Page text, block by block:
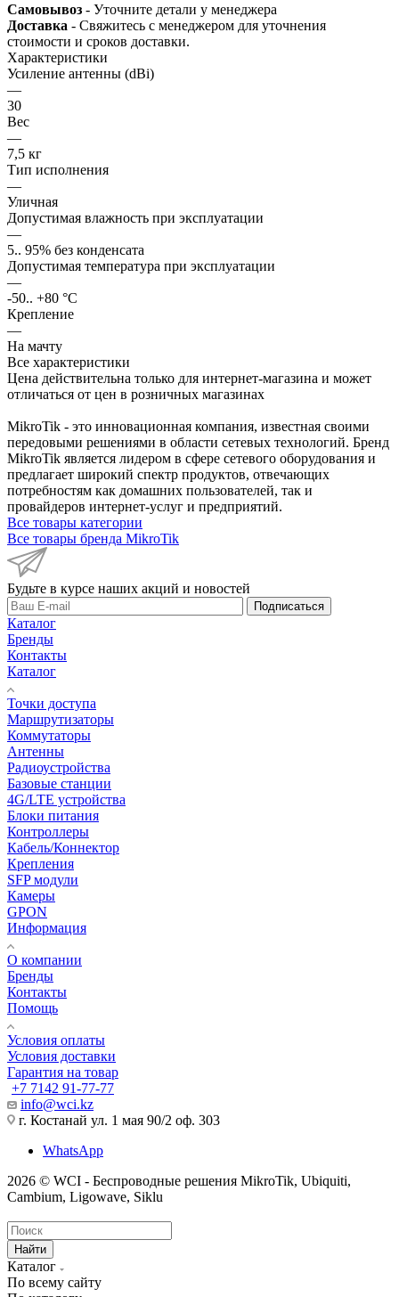
Самовывоз - Уточните детали у менеджера
Доставка - Свяжитесь с менеджером для уточнения
стоимости и сроков доставки.
Характеристики
Усиление антенны (dBi)
—
30
Вес
—
7,5 кг
Тип исполнения
—
Уличная
Допустимая влажность при эксплуатации
—
5.. 95% без конденсата
Допустимая температура при эксплуатации
—
-50.. +80 °C
Крепление
—
На мачту
Все характеристики
Цена действительна только для интернет-магазина и может
отличаться от цен в розничных магазинах
MikroTik - это инновационная компания, известная своими
передовыми решениями в области сетевых технологий. Бренд
MikroTik является лидером в сфере сетевого оборудования и
предлагает широкий спектр продуктов, отвечающих
потребностям как домашних пользователей, так и
провайдеров интернет-услуг и предприятий.
Все товары категории
Все товары бренда MikroTik
Будьте в курсе наших акций и новостей
Подписаться
Каталог
Бренды
Контакты
Каталог
Точки доступа
Маршрутизаторы
Коммутаторы
Антенны
Радиоустройства
Базовые станции
4G/LTE устройства
Блоки питания
Контроллеры
Кабель/Коннектор
Крепления
SFP модули
Камеры
GPON
Информация
О компании
Бренды
Контакты
Помощь
Условия оплаты
Условия доставки
Гарантия на товар
+7 7142 91-77-77
info@wci.kz
г. Костанай ул. 1 мая 90/2 оф. 303
WhatsApp
2026 © WCI - Беспроводные решения MikroTik, Ubiquiti,
Cambium, Ligowave, Siklu
Найти
Каталог
По всему сайту